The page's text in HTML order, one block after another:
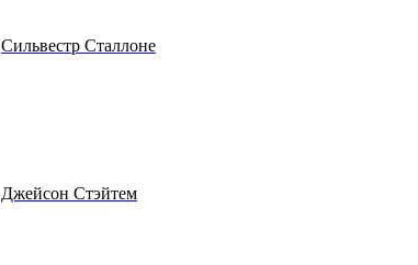
Сильвестр Сталлоне
Джейсон Стэйтем